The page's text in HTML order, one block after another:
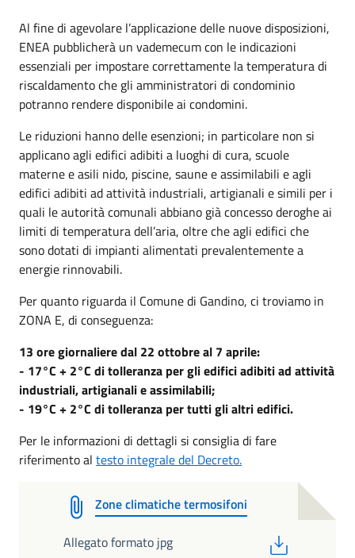
Al fine di agevolare l’applicazione delle nuove disposizioni,
ENEA pubblicherà un vademecum con le indicazioni
essenziali per impostare correttamente la temperatura di
riscaldamento che gli amministratori di condominio
potranno rendere disponibile ai condomini.
Le riduzioni hanno delle esenzioni; in particolare non si
applicano agli edifici adibiti a luoghi di cura, scuole
materne e asili nido, piscine, saune e assimilabili e agli
edifici adibiti ad attività industriali, artigianali e simili per i
quali le autorità comunali abbiano già concesso deroghe ai
limiti di temperatura dell’aria, oltre che agli edifici che
sono dotati di impianti alimentati prevalentemente a
energie rinnovabili.
Per quanto riguarda il Comune di Gandino, ci troviamo in
ZONA E, di conseguenza:
13 ore giornaliere dal 22 ottobre al 7 aprile:
- 17°C + 2°C di tolleranza per gli edifici adibiti ad attività
industriali, artigianali e assimilabili;
- 19°C + 2°C di tolleranza per tutti gli altri edifici.
Per le informazioni di dettagli si consiglia di fare
riferimento al testo integrale del Decreto.
Zone climatiche termosifoni
Allegato formato jpg